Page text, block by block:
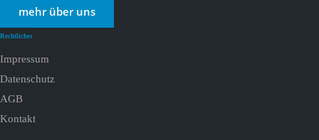
mehr über uns
Rechtliches
Impressum
Datenschutz
AGB
Kontakt